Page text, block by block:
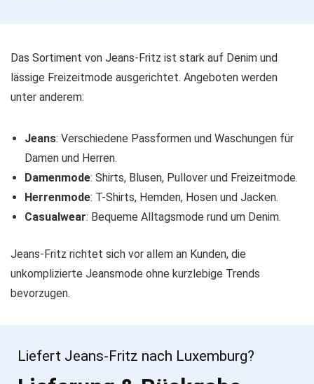
Das Sortiment von Jeans-Fritz ist stark auf Denim und
lässige Freizeitmode ausgerichtet. Angeboten werden
unter anderem:
Jeans: Verschiedene Passformen und Waschungen für
Damen und Herren.
Damenmode: Shirts, Blusen, Pullover und Freizeitmode.
Herrenmode: T-Shirts, Hemden, Hosen und Jacken.
Casualwear: Bequeme Alltagsmode rund um Denim.
Jeans-Fritz richtet sich vor allem an Kunden, die
unkomplizierte Jeansmode ohne kurzlebige Trends
bevorzugen.
Liefert Jeans-Fritz nach Luxemburg?